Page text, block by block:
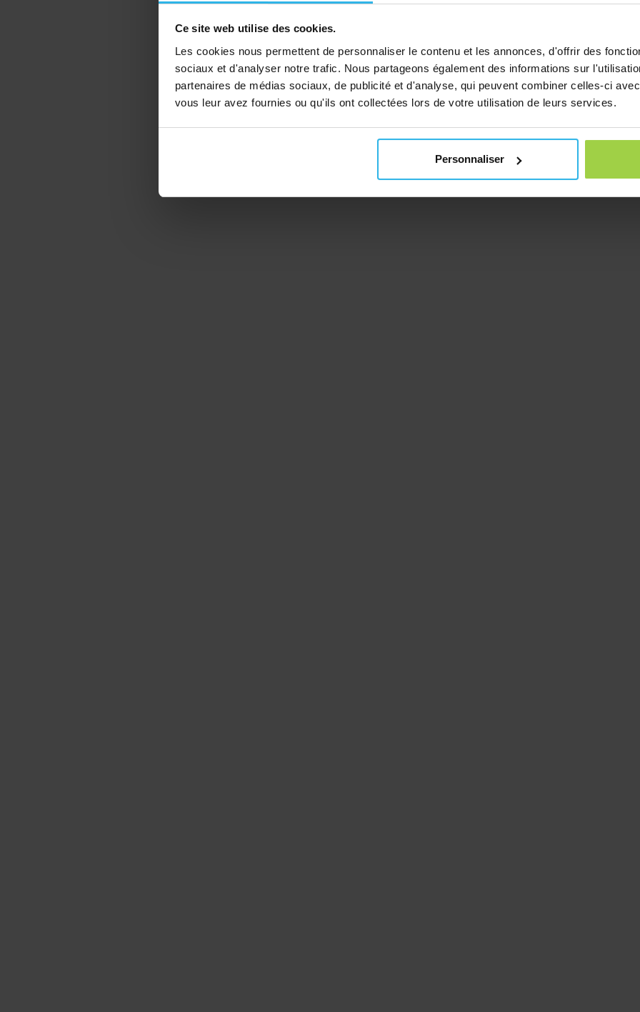
Ce site web utilise des cookies.
Les cookies nous permettent de personnaliser le contenu et les annonces, d'offrir des
sociaux et d'analyser notre trafic. Nous partageons également des informations sur
partenaires de médias sociaux, de publicité et d'analyse, qui peuvent combiner celles-ci
vous leur avez fournies ou qu'ils ont collectées lors de votre utilisation de leurs services.
Personnaliser